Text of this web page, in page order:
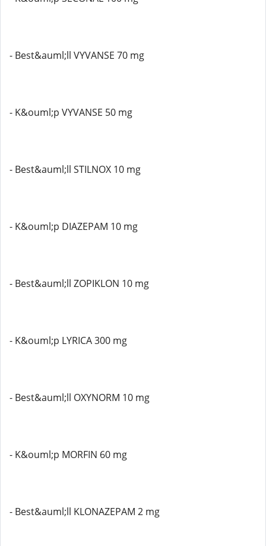
- Best&auml;ll VYVANSE 70 mg
- K&ouml;p VYVANSE 50 mg
- Best&auml;ll STILNOX 10 mg
- K&ouml;p DIAZEPAM 10 mg
- Best&auml;ll ZOPIKLON 10 mg
- K&ouml;p LYRICA 300 mg
- Best&auml;ll OXYNORM 10 mg
- K&ouml;p MORFIN 60 mg
- Best&auml;ll KLONAZEPAM 2 mg